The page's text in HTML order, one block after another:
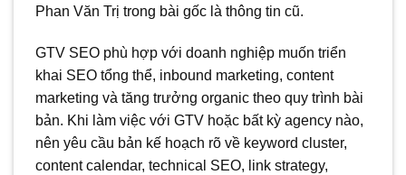
Phan Văn Trị trong bài gốc là thông tin cũ.
GTV SEO phù hợp với doanh nghiệp muốn triển
khai SEO tổng thể, inbound marketing, content
marketing và tăng trưởng organic theo quy trình bài
bản. Khi làm việc với GTV hoặc bất kỳ agency nào,
nên yêu cầu bản kế hoạch rõ về keyword cluster,
content calendar, technical SEO, link strategy,